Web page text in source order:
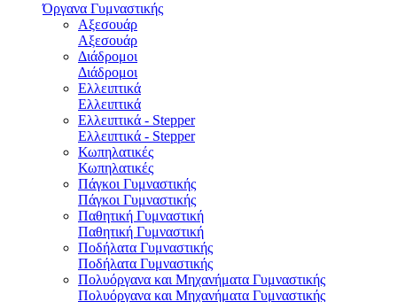
Όργανα Γυμναστικής
Αξεσουάρ
Αξεσουάρ
Διάδρομοι
Διάδρομοι
Ελλειπτικά
Ελλειπτικά
Ελλειπτικά - Stepper
Ελλειπτικά - Stepper
Κωπηλατικές
Κωπηλατικές
Πάγκοι Γυμναστικής
Πάγκοι Γυμναστικής
Παθητική Γυμναστική
Παθητική Γυμναστική
Ποδήλατα Γυμναστικής
Ποδήλατα Γυμναστικής
Πολυόργανα και Μηχανήματα Γυμναστικής
Πολυόργανα και Μηχανήματα Γυμναστικής